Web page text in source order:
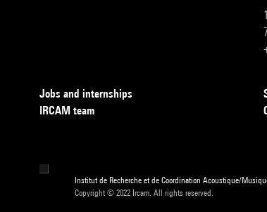
Jobs and internships
IRCAM team
Institut de Recherche et de Coordination Acoustique/
Copyright © 2022 Ircam. All rights reserved.